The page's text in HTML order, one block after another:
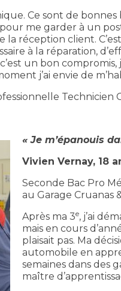
Ce sont de
me garder à un
la réception client.
à la réparation,
un bon compromis,
j’ai envie de
« Je m’épanouis
Vivien Vernay, 18
Seconde Bac Pro
au Garage Cruanas
Après ma 3e, j’ai
mais en cours
plaisait pas. Ma
automobile en
semaines dans des
maître